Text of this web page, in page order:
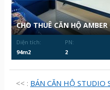
CHO THUÊ CĂN HỘ
Diện tích:
94m2
PN:
2
<< : BÁN CĂN HỘ STUDIO